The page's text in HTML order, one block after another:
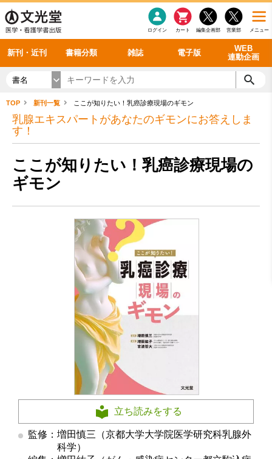
メニュー
営業部
編集企画部
カート
ログイン
新刊・近刊 書籍分類 雑誌 電子版
WEB
連動企画
感染症 老年医学
看護・介護
呼吸器
循環器
シリーズ一覧
雑誌投稿規定
理学療法
雑誌案内・年間購読 最新号 バックナンバー
電子書籍
電子雑誌
書籍「データに基づく臨床動作分析」WEB動画
書籍「眼手術学」WEB動画
書籍「神経症候学 II 改訂第二版」 WEB動画
新刊一覧
今後の発行予定
書名
TOP 新刊一覧 ここが知りたい！乳癌診療現場のギモン
乳腺エキスパートがあなたのギモンにお答えしま
す！
ここが知りたい！乳癌診療現場の
ギモン
立ち読みをする
監修：増田慎三（京都大学大学院医学研究科乳腺外
科学）